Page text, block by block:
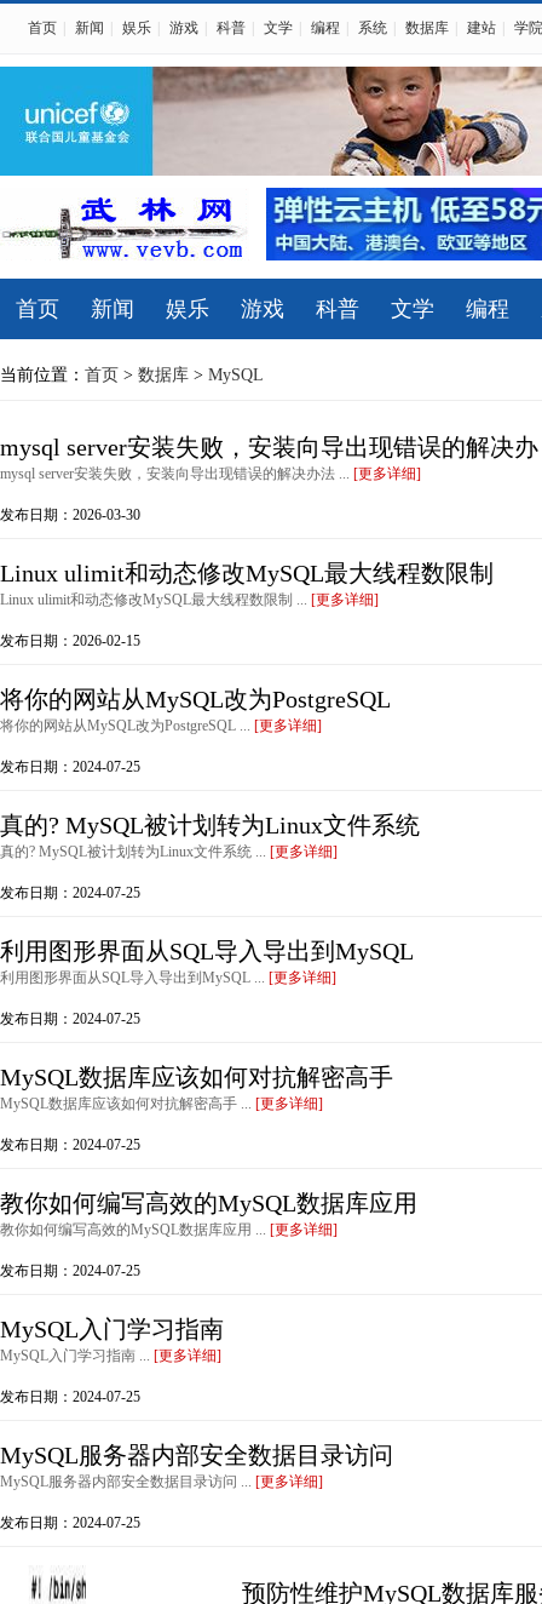
首页 新闻 娱乐 游戏 科普 文学 编程 系统 数据库 建站 学院
首页 新闻 娱乐 游戏 科普 文学 编程
当前位置： 首页 > 数据库 > MySQL
mysql server安装失败，安装向导出现错误的解决办
mysql server安装失败，安装向导出现错误的解决办法 ... [更多详细]
发布日期：2026-03-30
Linux ulimit和动态修改MySQL最大线程数限制
Linux ulimit和动态修改MySQL最大线程数限制 ... [更多详细]
发布日期：2026-02-15
将你的网站从MySQL改为PostgreSQL
将你的网站从MySQL改为PostgreSQL ... [更多详细]
发布日期：2024-07-25
真的? MySQL被计划转为Linux文件系统
真的? MySQL被计划转为Linux文件系统 ... [更多详细]
发布日期：2024-07-25
利用图形界面从SQL导入导出到MySQL
利用图形界面从SQL导入导出到MySQL ... [更多详细]
发布日期：2024-07-25
MySQL数据库应该如何对抗解密高手
MySQL数据库应该如何对抗解密高手 ... [更多详细]
发布日期：2024-07-25
教你如何编写高效的MySQL数据库应用
教你如何编写高效的MySQL数据库应用 ... [更多详细]
发布日期：2024-07-25
MySQL入门学习指南
MySQL入门学习指南 ... [更多详细]
发布日期：2024-07-25
MySQL服务器内部安全数据目录访问
MySQL服务器内部安全数据目录访问 ... [更多详细]
发布日期：2024-07-25
预防性维护MySQL数据库